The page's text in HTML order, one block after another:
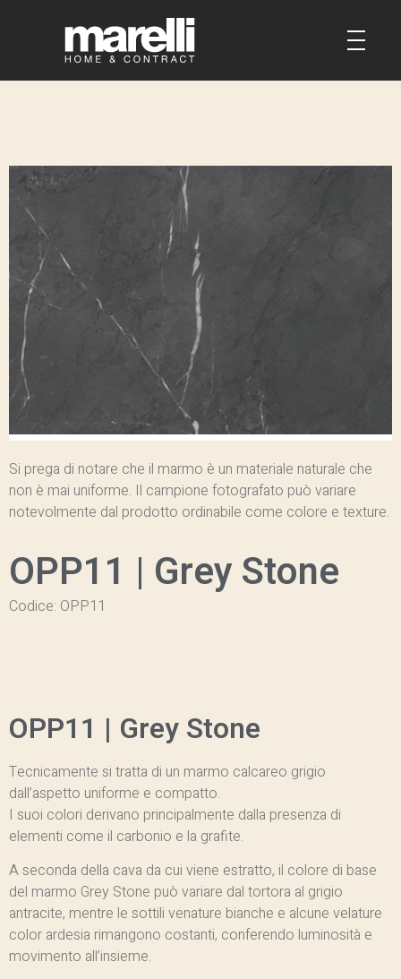
Si prega di notare che il marmo è un materiale naturale che
non è mai uniforme. Il campione fotografato può variare
notevolmente dal prodotto ordinabile come colore e texture.
OPP11 | Grey Stone
Codice: OPP11
OPP11 | Grey Stone
Tecnicamente si tratta di un marmo calcareo grigio
dall’aspetto uniforme e compatto.
I suoi colori derivano principalmente dalla presenza di
elementi come il carbonio e la grafite.
A seconda della cava da cui viene estratto, il colore di base
del marmo Grey Stone può variare dal tortora al grigio
antracite, mentre le sottili venature bianche e alcune velature
color ardesia rimangono costanti, conferendo luminosità e
movimento all’insieme.